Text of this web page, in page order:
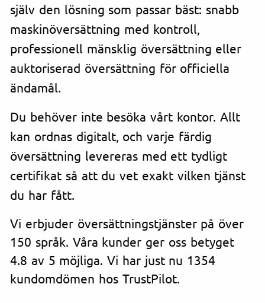
själv den lösning som passar bäst: snabb
maskinöversättning med kontroll,
professionell mänsklig översättning eller
auktoriserad översättning för officiella
ändamål.
Du behöver inte besöka vårt kontor. Allt
kan ordnas digitalt, och varje färdig
översättning levereras med ett tydligt
certifikat så att du vet exakt vilken tjänst
du har fått.
Vi erbjuder översättningstjänster på över
150 språk. Våra kunder ger oss betyget
4.8 av 5 möjliga. Vi har just nu 1354
kundomdömen hos TrustPilot.